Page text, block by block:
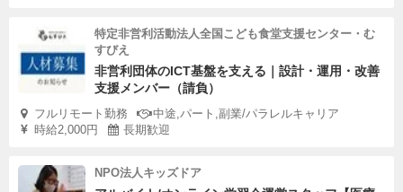
特定非営利活動法人全国こども食堂支援センター・む
すびえ
非営利団体のICT基盤を支える｜設計・運用・改善
支援メンバー（請負）
フルリモート勤務
中途,パート,副業/パラレルキャリア
時給2,000円
長期歓迎
NPO法人キッズドア